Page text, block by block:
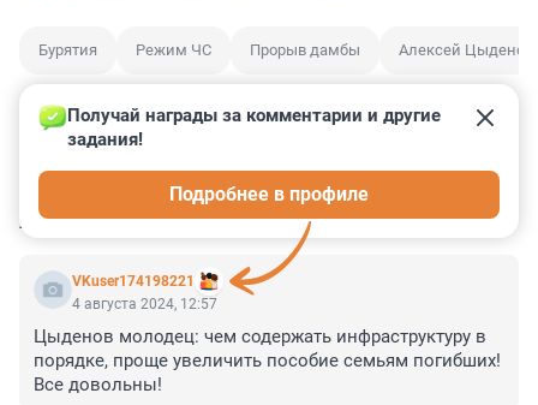
Бурятия Режим ЧС Прорыв дамбы Алексей Цыденов
КОММЕНТАРИИ 13
VKuser174198221
Получай награды за комментарии и другие
задания!
Подробнее в профиле
4 августа 2024, 12:57
Цыденов молодец: чем содержать инфраструктуру в
порядке, проще увеличить пособие семьям погибших!
Все довольны!